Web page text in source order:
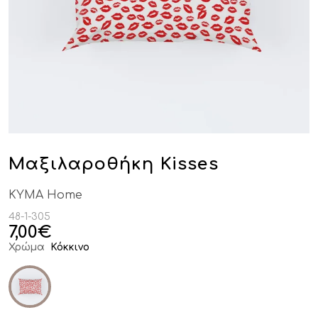
Μαξιλαροθήκη Kisses
KYMA Home
48-1-305
7,00€
Χρώμα Κόκκινο